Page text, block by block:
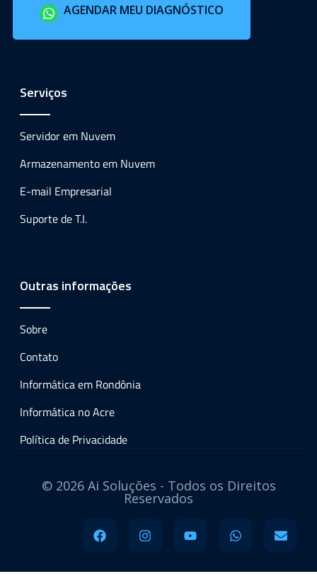
AGENDAR MEU DIAGNÓSTICO
Serviços
Servidor em Nuvem
Armazenamento em Nuvem
E-mail Empresarial
Suporte de T.I.
Outras informações
Sobre
Contato
Informática em Rondônia
Informática no Acre
Política de Privacidade
© 2026 Ai Soluções - Todos os Direitos
Reservados